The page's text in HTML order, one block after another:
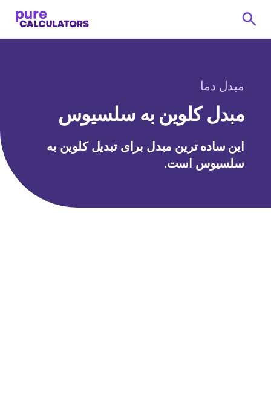
مبدل دما
مبدل کلوین به سلسیوس
این ساده ترین مبدل برای تبدیل کلوین به
سلسیوس است.